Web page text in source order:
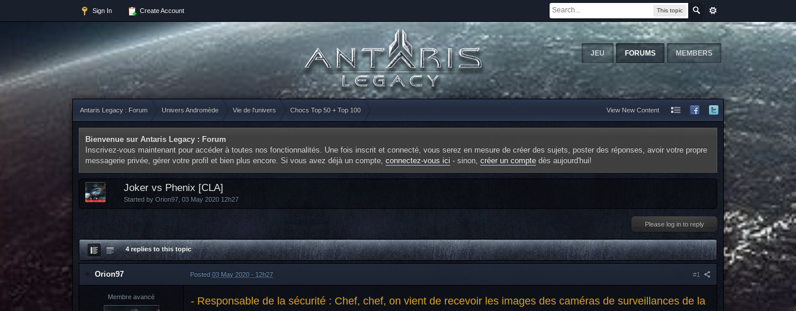
This topic
Sign In Create Account
JEU FORUMS MEMBERS
Antaris Legacy : Forum Univers Andromède Vie de l'univers Chocs Top 50 + Top 100 View New Content
Bienvenue sur Antaris Legacy : Forum
Inscrivez-vous maintenant pour accéder à toutes nos fonctionnalités. Une fois inscrit et connecté, vous serez en mesure de créer des sujets, poster des réponses, avoir votre propre
messagerie privée, gérer votre profil et bien plus encore. Si vous avez déjà un compte, connectez-vous ici - sinon, créer un compte dès aujourd'hui!
Joker vs Phenix [CLA]
Started by Orion97 03 May 2020 12h27
Please log in to reply
4 replies to this topic
#1
Orion97 Posted 03 May 2020 - 12h27
Membre avancé
- Responsable de la sécurité : Chef, chef, on vient de recevoir les images des caméras de surveillances de la